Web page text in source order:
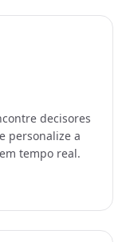
decisores
personalize a
tempo real.